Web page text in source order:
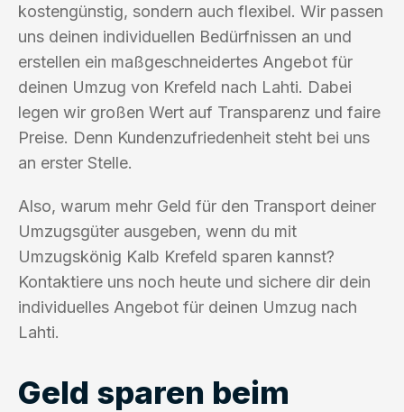
kostengünstig, sondern auch flexibel. Wir passen
uns deinen individuellen Bedürfnissen an und
erstellen ein maßgeschneidertes Angebot für
deinen Umzug von Krefeld nach Lahti. Dabei
legen wir großen Wert auf Transparenz und faire
Preise. Denn Kundenzufriedenheit steht bei uns
an erster Stelle.
Also, warum mehr Geld für den Transport deiner
Umzugsgüter ausgeben, wenn du mit
Umzugskönig Kalb Krefeld sparen kannst?
Kontaktiere uns noch heute und sichere dir dein
individuelles Angebot für deinen Umzug nach
Lahti.
Geld sparen beim